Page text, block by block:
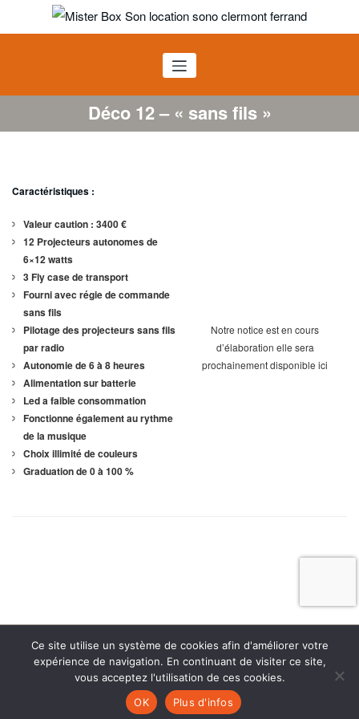
Mister BOX SON
Déco 12 – « sans fils »
Caractéristiques :
Valeur caution : 3400 €
12 Projecteurs autonomes de
6×12 watts
3 Fly case de transport
Fourni avec régie de commande
sans fils
Pilotage des projecteurs sans fils
par radio
Autonomie de 6 à 8 heures
Alimentation sur batterie
Led a faible consommation
Fonctionne également au rythme
de la musique
Choix illimité de couleurs
Graduation de 0 à 100 %
Notre notice est en cours
d’élaboration elle sera
prochainement disponible ici
Contactez-nous
04 44 05 00 63(9h/21h 7j/7)
Réalisation Média Déclic|CGL|Mentions Légales
Ce site utilise un système de cookies afin d'améliorer votre
expérience de navigation. En continuant de visiter ce site,
vous acceptez l'utilisation de ces cookies.
OK
Plus d'infos